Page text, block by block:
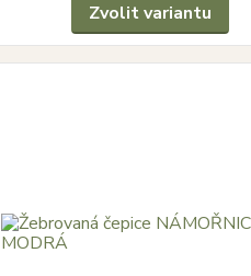
Zvolit variantu